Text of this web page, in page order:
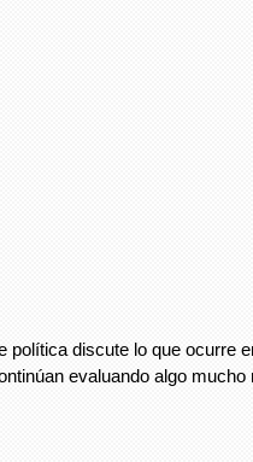
política discute lo que ocurre
evaluando algo mucho